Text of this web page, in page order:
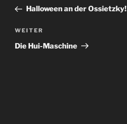
Halloween an der Ossietzky!
WEITER
Die Hui-Maschine